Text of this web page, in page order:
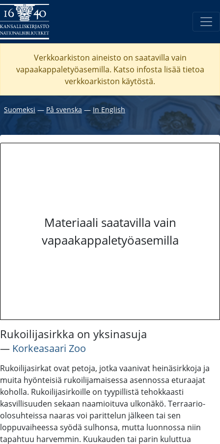
Verkkoarkiston aineisto on saatavilla vain
vapaakappaletyöasemilla. Katso infosta lisää tietoa
verkkoarkiston käytöstä.
Suomeksi ― På svenska ― In English
Materiaali saatavilla vain
vapaakappaletyöasemilla
Rukoilijasirkka on yksinasuja
― Korkeasaari Zoo
Rukoilijasirkat ovat petoja, jotka vaanivat heinäsirkkoja ja
muita hyönteisiä rukoilijamaisessa asennossa eturaajat
koholla. Rukoilijasirkoille on tyypillistä tehokkaasti
kasvillisuuden sekaan naamioituva ulkonäkö. Terraario-
olosuhteissa naaras voi parittelun jälkeen tai sen
loppuvaiheessa syödä sulhonsa, mutta luonnossa niin
tapahtuu harvemmin. Kuukauden tai parin kuluttua